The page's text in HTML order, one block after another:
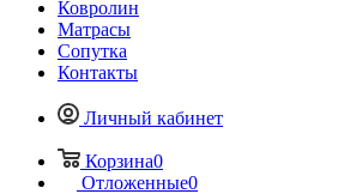
Ковролин
Матрасы
Сопутка
Контакты
Личный кабинет
Корзина0
Отложенные0